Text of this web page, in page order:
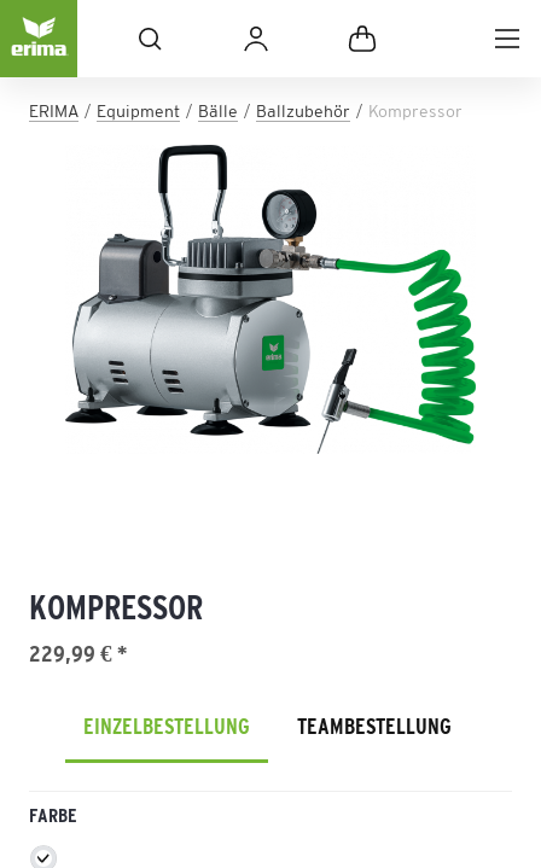
ERIMA Equipment Bälle Ballzubehör Kompressor
KOMPRESSOR
229,99 € *
EINZELBESTELLUNG TEAMBESTELLUNG
FARBE